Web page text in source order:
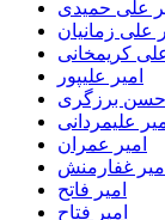
علی حمیدی
علی زمانیان
علی کریمخانی
امیر علیپور
حسن برزگری
علیمردانی
امیر عمران
امیر غفارمنش
امیر فاتح
امیر فتاح